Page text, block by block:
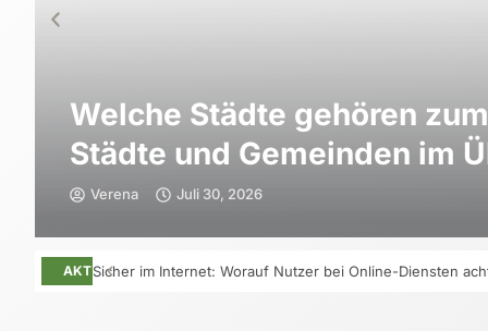
Welche Städte gehören
Städte und Gemeinden im
Verena Juli 30, 2026
AKTUELLES
Sicher im Internet: Worauf Nutzer bei Online-Diensten